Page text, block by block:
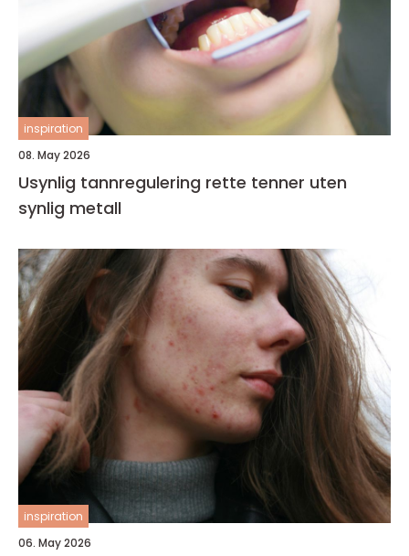
inspiration
08. May 2026
Usynlig tannregulering rette tenner uten
synlig metall
inspiration
06. May 2026